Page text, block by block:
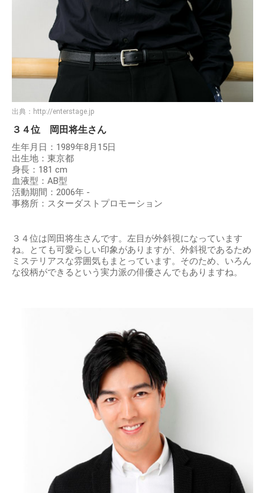
出典： http://enterstage.jp
３４位 岡田将生さん
生年月日：1989年8月15日
出生地：東京都
身長：181 cm
血液型：AB型
活動期間：2006年 -
事務所：スターダストプロモーション
３４位は岡田将生さんです。左目が外斜視になっています
ね。とても可愛らしい印象がありますが、外斜視であるため
ミステリアスな雰囲気もまとっています。そのため、いろん
な役柄ができるという実力派の俳優さんでもありますね。